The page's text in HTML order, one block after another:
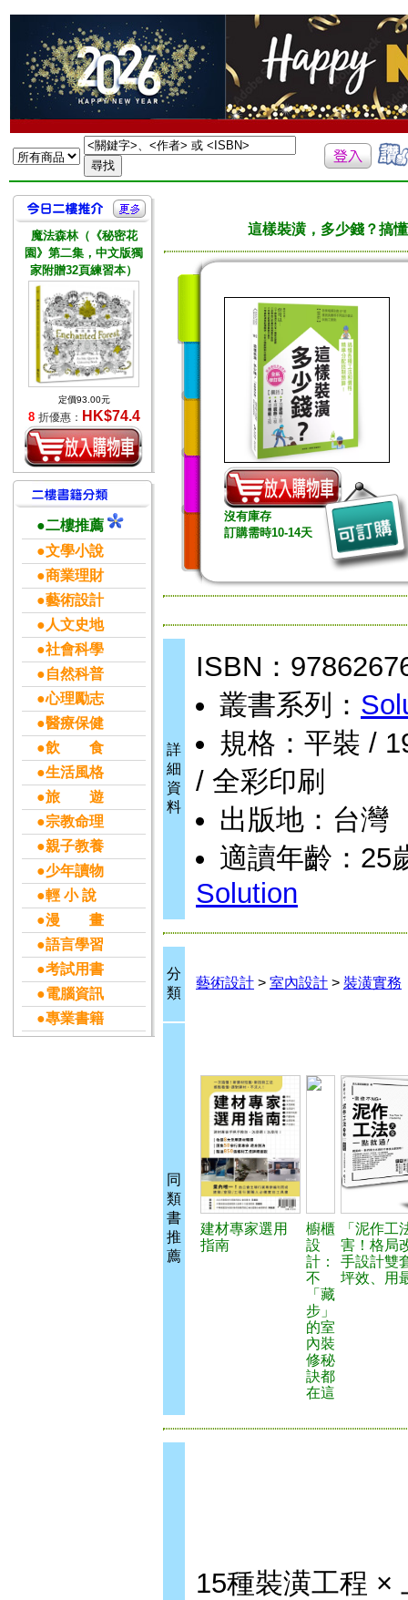
魔法森林（《秘密花
園》第二集，中文版獨
家附贈32頁練習本）
定價93.00元
8 折優惠： HK$74.4
●二樓推薦
●文學小說
●商業理財
●藝術設計
●人文史地
●社會科學
●自然科普
●心理勵志
●醫療保健
●飲 食
●生活風格
●旅 遊
●宗教命理
●親子教養
●少年讀物
●輕 小 說
●漫 畫
●語言學習
●考試用書
●電腦資訊
●專業書籍
這樣裝潢，多少錢？搞
沒有庫存
訂購需時10-14天
詳
細
資
料
ISBN：
叢書系列：
規格：平裝 /
/ 全彩印刷
出版地：台灣
適讀年齡：25
Solution
分
類
藝術設計 > 室內設計 > 裝潢實務
同
類
書
推
薦
建材專家選用
指南
櫥櫃
設
計：
不
「藏
步」
的室
內裝
修秘
訣都
在這
「泥作工
害！格局
手設計雙
坪效、用
15種裝潢工程 ×